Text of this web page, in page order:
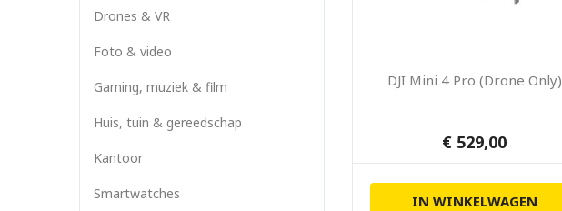
Drones & VR
Foto & video
Gaming, muziek & film
Huis, tuin & gereedschap
Kantoor
Smartwatches
DJI Mini 4 Pro (Drone Only)
€ 529,00
IN WINKELWAGEN